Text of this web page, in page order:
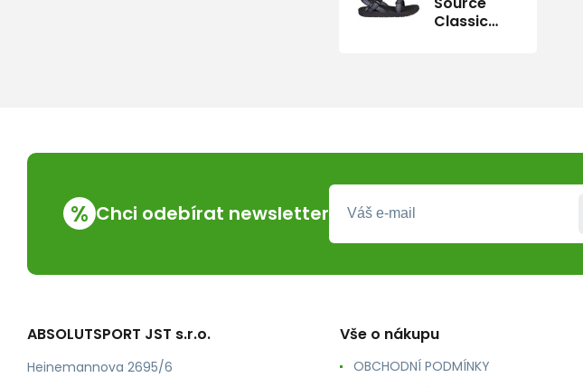
Classic
% Chci odebírat newsletter
ABSOLUTSPORT JST s.r.o.
Heinemannova 2695/6
Vše o nákupu
OBCHODNÍ PODMÍNKY